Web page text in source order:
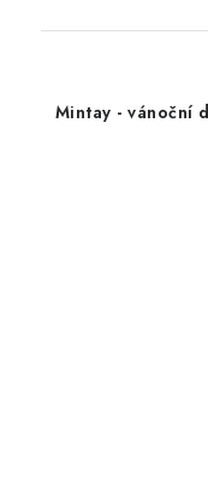
Mintay - vánoční